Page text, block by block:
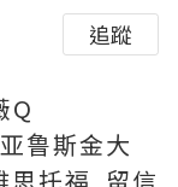
追蹤
Q
鲁斯金大